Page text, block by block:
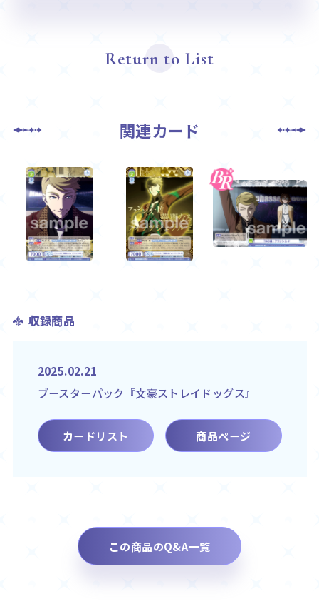
Return to List
関連カード
収録商品
2025.02.21
ブースターパック『文豪ストレイドッグス』
カードリスト 商品ページ
この商品のQ&A一覧